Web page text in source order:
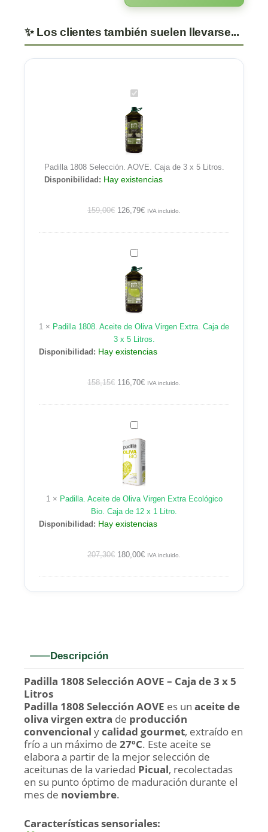
Padilla
1808
Selección.
AOVE.
Caja
3
x
Litros.
Padilla 1808 Selección. AOVE. Caja de 3 x 5 Litros.
Disponibilidad: Hay existencias
159,00€ 126,79€ IVA incluido.
Padilla
1808.
Aceite
de
Oliva
Extra.
Caja
de
x
Litros.
1 × Padilla 1808. Aceite de Oliva Virgen Extra. Caja de
3 x 5 Litros.
Disponibilidad: Hay existencias
158,15€ 116,70€ IVA incluido.
Padilla.
Aceite
de
Oliva
Virgen
Ecológico
Bio.
Caja
12
1
Litro.
1× Padilla. Aceite de Oliva Virgen Extra Ecológico
Bio. Caja de 12 x 1 Litro.
Disponibilidad: Hay existencias
207,30€ 180,00€ IVA incluido.
Descripción
Padilla 1808 Selección AOVE – Caja de 3 x 5
Litros
Padilla 1808 Selección AOVE es un aceite de
oliva virgen extra de producción
convencional ycalidad gourmet, extraído en
frío a un máximo de 27ºC. Este aceite se
elabora a partir de la mejor selección de
aceitunas de la variedad Picual, recolectadas
en su punto óptimo de maduración durante el
mes de noviembre.
Características sensoriales: